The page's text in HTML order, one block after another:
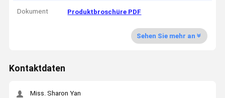
Dokument Produktbroschüre PDF
Sehen Sie mehr an
Kontaktdaten
Miss. Sharon Yan